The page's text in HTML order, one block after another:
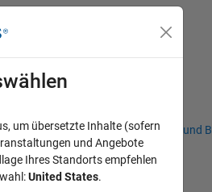
Niederlassungen Studierende und
Off-Canvas-
um übersetzte Inhalte (sofern
und Angebote
Ihres Standorts empfehlen
United States.